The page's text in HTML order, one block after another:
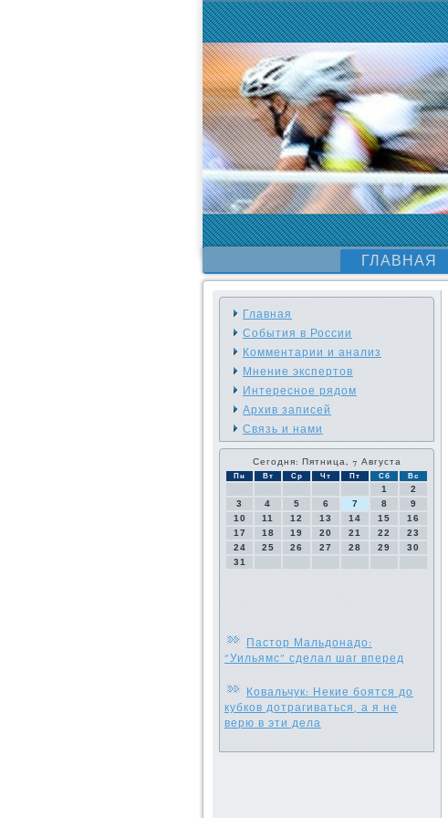
ГЛАВНАЯ
Главная
События в России
Комментарии и анализ
Мнение экспертов
Интересное рядом
Архив записей
Связь и нами
Сегодня: Пятница, 7 Августа
Пн Вт Ср Чт Пт Сб Вс
1
2
3
4 5 6 7 8
9
10
11 12 13 14 15
16
17
18 19 20 21 22
23
24
25 26 27 28 29
30
31
Пастор Мальдонадо:
"Уильямс" сделал шаг вперед
Ковальчук: Некие боятся до
кубков дотрагиваться, а я не
верю в эти дела